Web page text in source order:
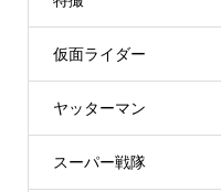
仮面ライダー
ヤッターマン
スーパー戦隊